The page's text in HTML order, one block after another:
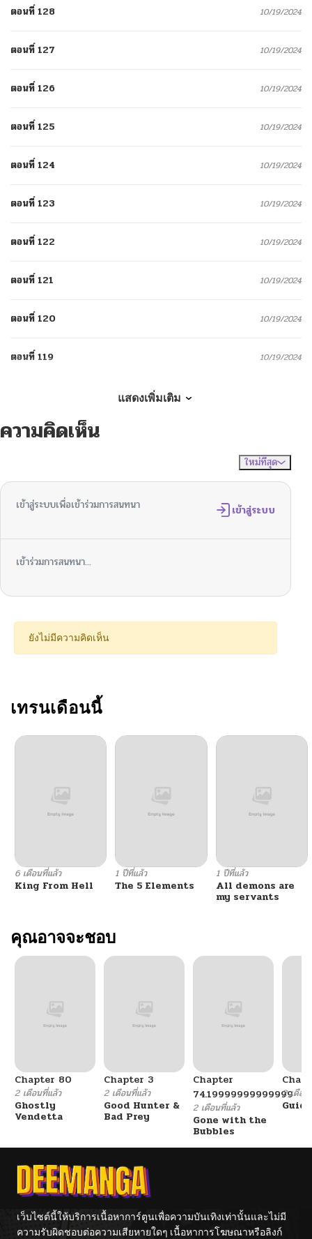
ตอนที่ 128 10/19/2024
ตอนที่ 127 10/19/2024
ตอนที่ 126 10/19/2024
ตอนที่ 125 10/19/2024
ตอนที่ 124 10/19/2024
ตอนที่ 123 10/19/2024
ตอนที่ 122 10/19/2024
ตอนที่ 121 10/19/2024
ตอนที่ 120 10/19/2024
ตอนที่ 119 10/19/2024
ตอนที่ 117
10/19/2024
ตอนที่ 115 10/19/2024
10/19/2024
ตอนที่ 112 10/19/2024
ตอนที่ 110
ตอนที่ 109
ตอนที่ 107 10/20/2024
ตอนที่ 106
ตอนที่ 105 10/20/2024
ตอนที่ 104
ตอนที่ 100 10/14/2024
ตอนที่ 99 10/14/2024
ตอนที่ 98
ตอนที่ 97
แสดงเพิ่มเติม
ความคิดเห็น
ใหม่ที่สุด
เข้าสู่ระบบเพื่อเข้าร่วมการสนทนา เข้าสู่ระบบ
เข้าร่วมการสนทนา...
ยังไม่มีความคิดเห็น
เทรนเดือนนี้
6 เดือนที่แล้ว
King From Hell
1 ปีที่แล้ว
The 5 Elements
1 ปีที่แล้ว
All demons are
my servants
คุณอาจจะชอบ
Chapter 80
2 เดือนที่แล้ว
Ghostly
Vendetta
Chapter 3
2 เดือนที่แล้ว
Good Hunter &
Bad Prey
Chapter
74.19999999999999
2 เดือนที่แล้ว
Gone with the
Bubbles
2 เดือน
เว็บไซต์นี้ให้บริการเนื้อหาการ์ตูนเพื่อความบันเทิงเท่านั้นและไม่มี
ความรับผิดชอบต่อความเสียหายใดๆ เนื้อหาการโฆษณาหรือลิงก์